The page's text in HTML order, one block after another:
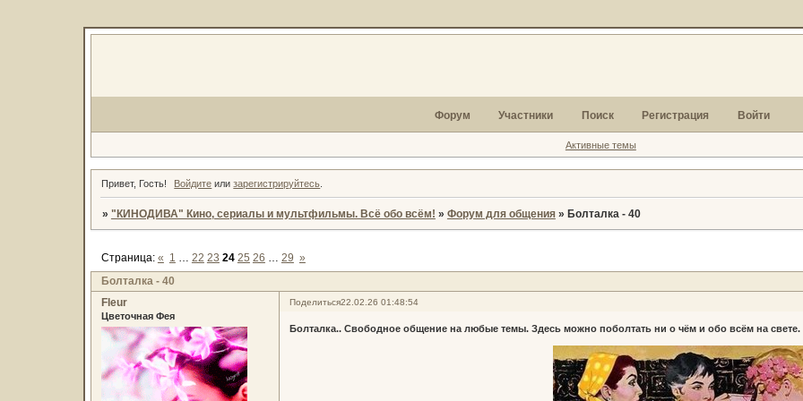
Форум Участники Поиск Регистрация Войти
Активные темы
Привет, Гость! Войдите илизарегистрируйтесь
» "КИНОДИВА" Кино, сериалы и мультфильмы. Всё обо всём! » Форум для общения » Болталка - 40
Болталка - 40
Страница: « 1 … 22 23 24 25 26 … 29 »
Поделиться22.02.26 01:48:54
Fleur
Цветочная Фея
Болталка.. Свободное общение на любые темы. Здесь можно поболтать ни о чём и обо всём на свете.